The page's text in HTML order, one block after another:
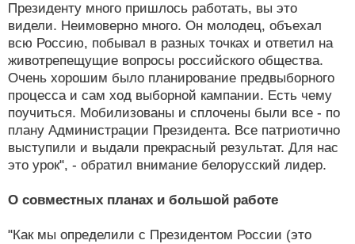
Президенту много пришлось работать, вы это
видели. Неимоверно много. Он молодец, объехал
всю Россию, побывал в разных точках и ответил на
животрепещущие вопросы российского общества.
Очень хорошим было планирование предвыборного
процесса и сам ход выборной кампании. Есть чему
поучиться. Мобилизованы и сплочены были все - по
плану Администрации Президента. Все патриотично
выступили и выдали прекрасный результат. Для нас
это урок", - обратил внимание белорусский лидер.
О совместных планах и большой работе
"Как мы определили с Президентом России (это